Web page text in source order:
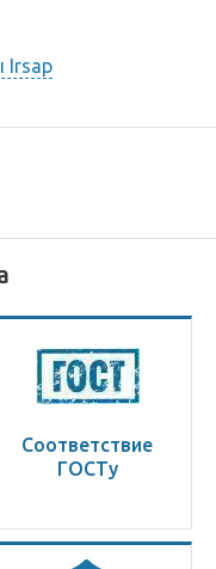
Irsap
Соответствие
ГОСТу